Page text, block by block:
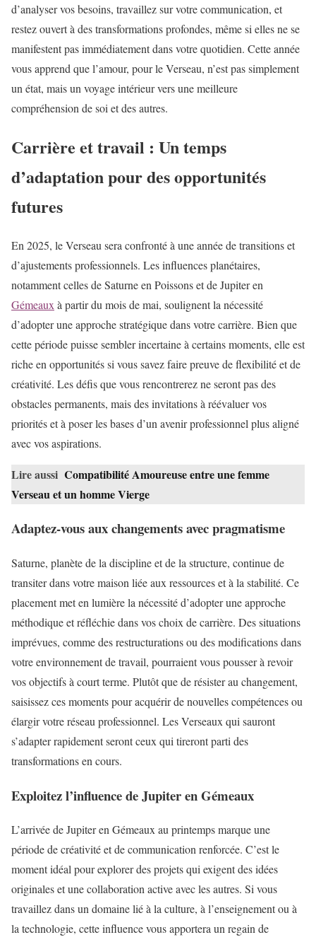
d’analyser vos besoins, travaillez sur votre communication, et
restez ouvert à des transformations profondes, même si elles ne se
manifestent pas immédiatement dans votre quotidien. Cette année
vous apprend que l’amour, pour le Verseau, n’est pas simplement
un état, mais un voyage intérieur vers une meilleure
compréhension de soi et des autres.
Carrière et travail : Un temps
d’adaptation pour des opportunités
futures
En 2025, le Verseau sera confronté à une année de transitions et
d’ajustements professionnels. Les influences planétaires,
notamment celles de Saturne en Poissons et de Jupiter en
Gémeaux à partir du mois de mai, soulignent la nécessité
d’adopter une approche stratégique dans votre carrière. Bien que
cette période puisse sembler incertaine à certains moments, elle est
riche en opportunités si vous savez faire preuve de flexibilité et de
créativité. Les défis que vous rencontrerez ne seront pas des
obstacles permanents, mais des invitations à réévaluer vos
priorités et à poser les bases d’un avenir professionnel plus aligné
avec vos aspirations.
Lire aussi Compatibilité Amoureuse entre une femme
Verseau et un homme Vierge
Adaptez-vous aux changements avec pragmatisme
Saturne, planète de la discipline et de la structure, continue de
transiter dans votre maison liée aux ressources et à la stabilité. Ce
placement met en lumière la nécessité d’adopter une approche
méthodique et réfléchie dans vos choix de carrière. Des situations
imprévues, comme des restructurations ou des modifications dans
votre environnement de travail, pourraient vous pousser à revoir
vos objectifs à court terme. Plutôt que de résister au changement,
saisissez ces moments pour acquérir de nouvelles compétences ou
élargir votre réseau professionnel. Les Verseaux qui sauront
s’adapter rapidement seront ceux qui tireront parti des
transformations en cours.
Exploitez l’influence de Jupiter en Gémeaux
L’arrivée de Jupiter en Gémeaux au printemps marque une
période de créativité et de communication renforcée. C’est le
moment idéal pour explorer des projets qui exigent des idées
originales et une collaboration active avec les autres. Si vous
travaillez dans un domaine lié à la culture, à l’enseignement ou à
la technologie, cette influence vous apportera un regain de